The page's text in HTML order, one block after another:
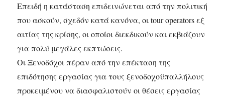
Επειδή η κατάσταση επιδεινώνεται από την πολιτική
που ασκούν, σχεδόν κατά κανόνα, οι tour operators εξ
αιτίας της κρίσης, οι οποίοι διεκδικούν και εκβιάζουν
για πολύ μεγάλες εκπτώσεις.
Οι Ξενοδόχοι πέραν από την επέκταση της
επιδότησης εργασίας για τους ξενοδοχοϋπαλλήλους
προκειμένου να διασφαλιστούν οι θέσεις εργασίας